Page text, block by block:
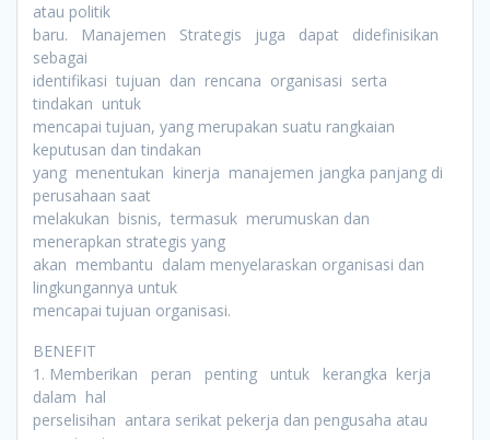
atau politik
baru. Manajemen Strategis juga dapat didefinisikan
sebagai
identifikasi tujuan dan rencana organisasi serta
tindakan untuk
mencapai tujuan, yang merupakan suatu rangkaian
keputusan dan tindakan
yang menentukan kinerja manajemen jangka panjang di
perusahaan saat
melakukan bisnis, termasuk merumuskan dan
menerapkan strategis yang
akan membantu dalam menyelaraskan organisasi dan
lingkungannya untuk
mencapai tujuan organisasi.
BENEFIT
1. Memberikan peran penting untuk kerangka kerja
dalam hal
perselisihan antara serikat pekerja dan pengusaha atau